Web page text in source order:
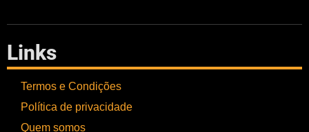
Links
Termos e Condições
Política de privacidade
Quem somos